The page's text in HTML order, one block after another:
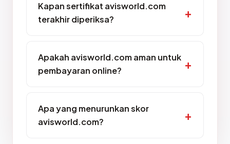
Kapan sertifikat avisworld.com
terakhir diperiksa?
Apakah avisworld.com aman untuk
pembayaran online?
Apa yang menurunkan skor
avisworld.com?